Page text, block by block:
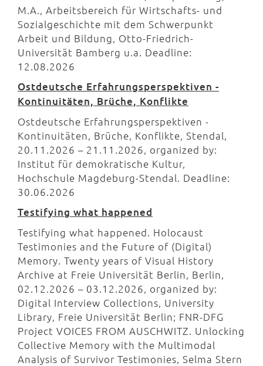
M.A., Arbeitsbereich für Wirtschafts- und
Sozialgeschichte mit dem Schwerpunkt
Arbeit und Bildung, Otto-Friedrich-
Universität Bamberg u.a. Deadline:
12.08.2026
Ostdeutsche Erfahrungsperspektiven -
Kontinuitäten, Brüche, Konflikte
Ostdeutsche Erfahrungsperspektiven -
Kontinuitäten, Brüche, Konflikte, Stendal,
20.11.2026 – 21.11.2026, organized by:
Institut für demokratische Kultur,
Hochschule Magdeburg-Stendal. Deadline:
30.06.2026
Testifying what happened
Testifying what happened. Holocaust
Testimonies and the Future of (Digital)
Memory. Twenty years of Visual History
Archive at Freie Universität Berlin, Berlin,
02.12.2026 – 03.12.2026, organized by:
Digital Interview Collections, University
Library, Freie Universität Berlin; FNR-DFG
Project VOICES FROM AUSCHWITZ. Unlocking
Collective Memory with the Multimodal
Analysis of Survivor Testimonies, Selma Stern